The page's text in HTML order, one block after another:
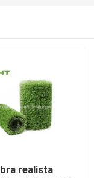
realista